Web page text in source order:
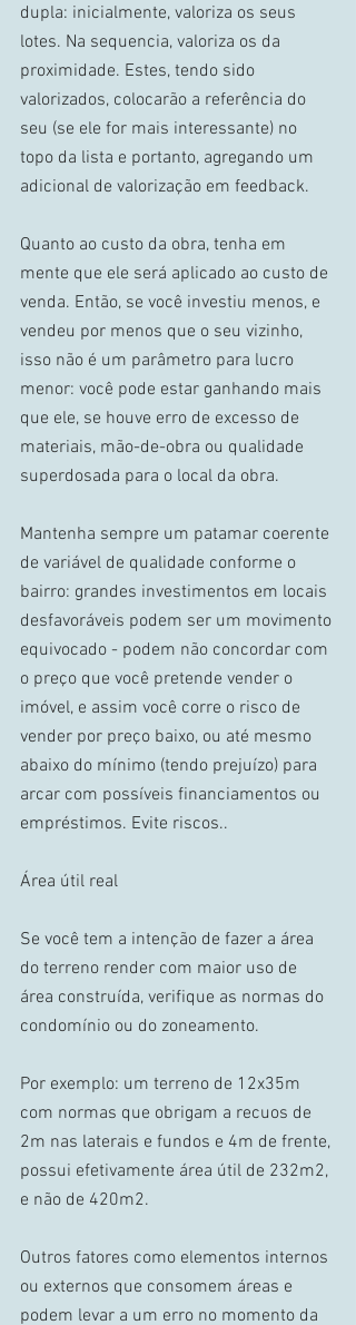
dupla: inicialmente, valoriza os seus
lotes. Na sequencia, valoriza os da
proximidade. Estes, tendo sido
valorizados, colocarão a referência do
seu (se ele for mais interessante) no
topo da lista e portanto, agregando um
adicional de valorização em feedback.
Quanto ao custo da obra, tenha em
mente que ele será aplicado ao custo de
venda. Então, se você investiu menos, e
vendeu por menos que o seu vizinho,
isso não é um parâmetro para lucro
menor: você pode estar ganhando mais
que ele, se houve erro de excesso de
materiais, mão-de-obra ou qualidade
superdosada para o local da obra.
Mantenha sempre um patamar coerente
de variável de qualidade conforme o
bairro: grandes investimentos em locais
desfavoráveis podem ser um movimento
equivocado - podem não concordar com
o preço que você pretende vender o
imóvel, e assim você corre o risco de
vender por preço baixo, ou até mesmo
abaixo do mínimo (tendo prejuízo) para
arcar com possíveis financiamentos ou
empréstimos. Evite riscos..
Área útil real
Se você tem a intenção de fazer a área
do terreno render com maior uso de
área construída, verifique as normas do
condomínio ou do zoneamento.
Por exemplo: um terreno de 12x35m
com normas que obrigam a recuos de
2m nas laterais e fundos e 4m de frente,
possui efetivamente área útil de 232m2,
e não de 420m2.
Outros fatores como elementos internos
ou externos que consomem áreas e
podem levar a um erro no momento da